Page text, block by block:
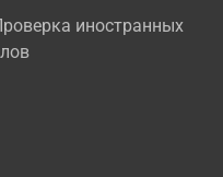
иностранных